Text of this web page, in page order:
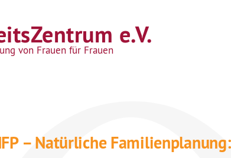
e.V.
von Frauen für Frauen
– Natürliche